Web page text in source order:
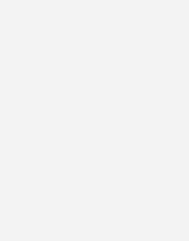
die
seinem Eintritt am
Engagement,
geprägt.
Wasungen zu
und zu einem
und